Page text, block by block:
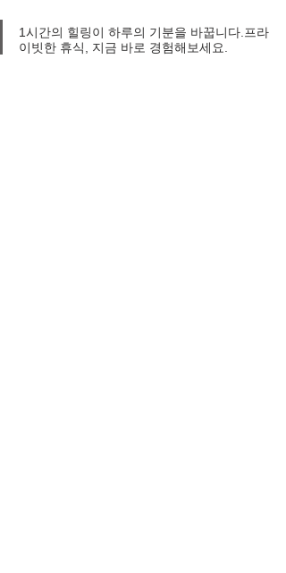
1시간의 힐링이 하루의 기분을 바꿉니다.프라
이빗한 휴식, 지금 바로 경험해보세요.